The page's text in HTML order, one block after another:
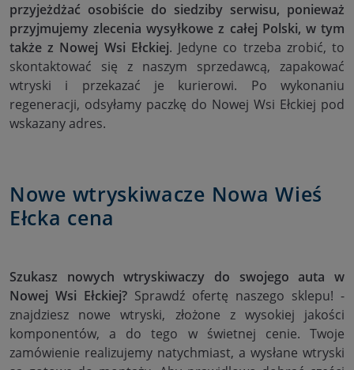
przyjeżdżać osobiście do siedziby serwisu, ponieważ
przyjmujemy zlecenia wysyłkowe z całej Polski, w tym
także z Nowej Wsi Ełckiej. Jedyne co trzeba zrobić, to
skontaktować się z naszym sprzedawcą, zapakować
wtryski i przekazać je kurierowi. Po wykonaniu
regeneracji, odsyłamy paczkę do Nowej Wsi Ełckiej pod
wskazany adres.
Nowe wtryskiwacze Nowa Wieś
Ełcka cena
Szukasz nowych wtryskiwaczy do swojego auta w
Nowej Wsi Ełckiej? Sprawdź ofertę naszego sklepu! -
znajdziesz nowe wtryski, złożone z wysokiej jakości
komponentów, a do tego w świetnej cenie. Twoje
zamówienie realizujemy natychmiast, a wysłane wtryski